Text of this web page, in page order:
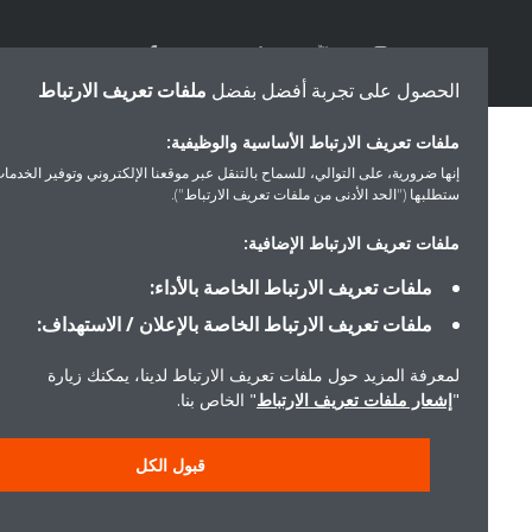
الحصول على تجربة أفضل بفضلملفات تعريف الارتباط
ملفات تعريف الارتباط الأساسية والوظيفية:
إنها ضرورية، على التوالي، للسماح بالتنقل عبر موقعنا الإلكتروني وتوفير الخدمات التي
ستطلبها ("الحد الأدنى من ملفات تعريف الارتباط").
ملفات تعريف الارتباط الإضافية:
ملفات تعريف الارتباط الخاصة بالأداء:
ملفات تعريف الارتباط الخاصة بالإعلان / الاستهداف:
لمعرفة المزيد حول ملفات تعريف الارتباط لدينا، يمكنك زيارة
إشعار ملفات تعريف الارتباط" الخاص بنا.
قبول الكل